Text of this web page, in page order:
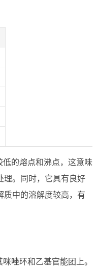
低的熔点和沸点，这意味
理。同时，它具有良好
质中的溶解度较高，有
唑环和乙基官能团上。